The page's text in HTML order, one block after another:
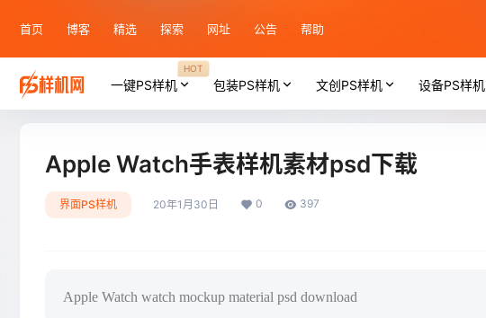
首页 博客 精选 探索 网址 公告 帮助
一键PS样机
HOT
包装PS样机 文创PS样机 设备PS样机
Apple Watch手表样机素材psd下载
界面PS样机 20年1月30日 0 397
Apple Watch watch mockup material psd download